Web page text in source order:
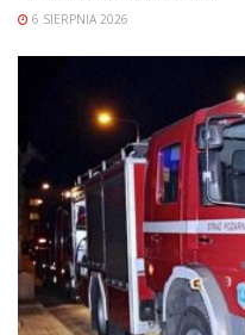
6 SIERPNIA 2026